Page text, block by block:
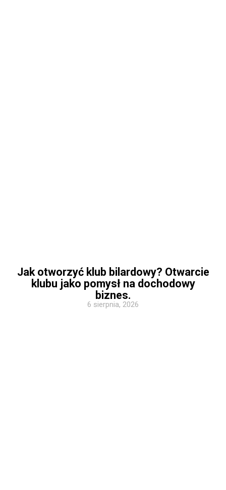
Jak otworzyć klub bilardowy? Otwarcie
klubu jako pomysł na dochodowy
biznes.
6 sierpnia, 2026